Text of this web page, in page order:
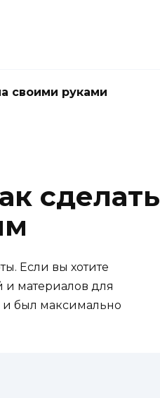
своими руками
сделать
Если вы хотите
материалов для
и был максимально